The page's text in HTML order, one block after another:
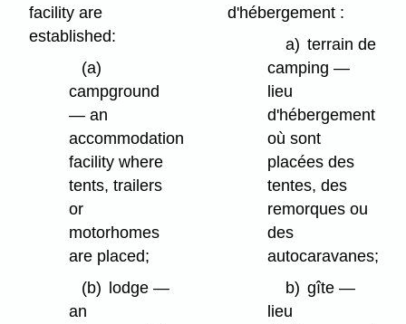
facility are
established:
(a)
campground
— an
accommodation
facility where
tents, trailers
or
motorhomes
are placed;
(b) lodge —
an
d'hébergement :
a) terrain de
camping —
lieu
d'hébergement
où sont
placées des
tentes, des
remorques ou
des
autocaravanes;
b) gîte —
lieu